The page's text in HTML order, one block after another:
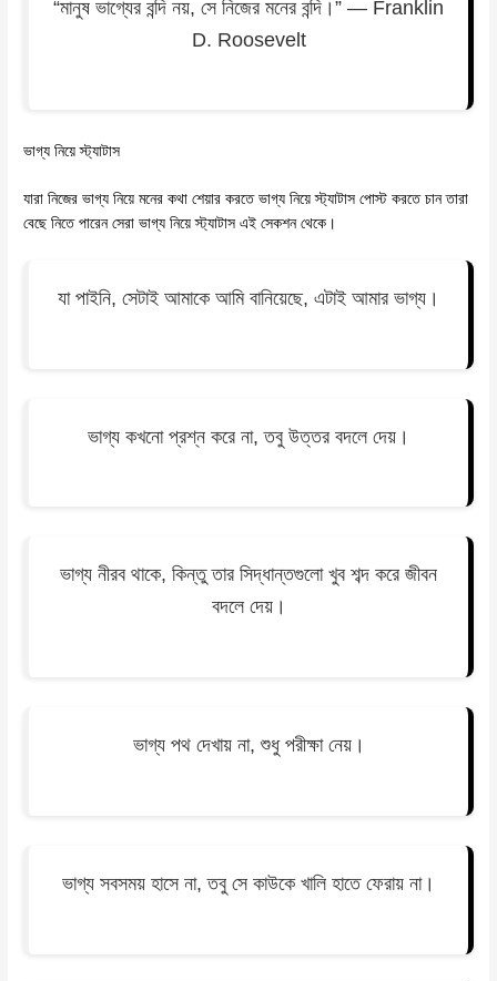
“মানুষ ভাগ্যের বন্দি নয়, সে নিজের মনের বন্দি।” — Franklin
D. Roosevelt
ভাগ্য নিয়ে স্ট্যাটাস
যারা নিজের ভাগ্য নিয়ে মনের কথা শেয়ার করতে ভাগ্য নিয়ে স্ট্যাটাস পোস্ট করতে চান তারা
বেছে নিতে পারেন সেরা ভাগ্য নিয়ে স্ট্যাটাস এই সেকশন থেকে।
যা পাইনি, সেটাই আমাকে আমি বানিয়েছে, এটাই আমার ভাগ্য।
ভাগ্য কখনো প্রশ্ন করে না, তবু উত্তর বদলে দেয়।
ভাগ্য নীরব থাকে, কিন্তু তার সিদ্ধান্তগুলো খুব শব্দ করে জীবন
বদলে দেয়।
ভাগ্য পথ দেখায় না, শুধু পরীক্ষা নেয়।
ভাগ্য সবসময় হাসে না, তবু সে কাউকে খালি হাতে ফেরায় না।